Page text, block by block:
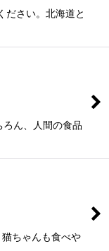
ださい。北海道と
ん、人間の食品
ちゃんも食べや